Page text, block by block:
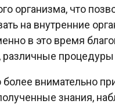
организма, что
на внутренние
в это время
различные
внимательно
знания,